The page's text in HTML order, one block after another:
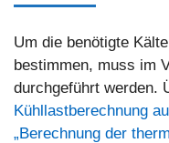
Um die benötigte
bestimmen, muss im
durchgeführt werden.
Kühllastberechnung
„Berechnung der